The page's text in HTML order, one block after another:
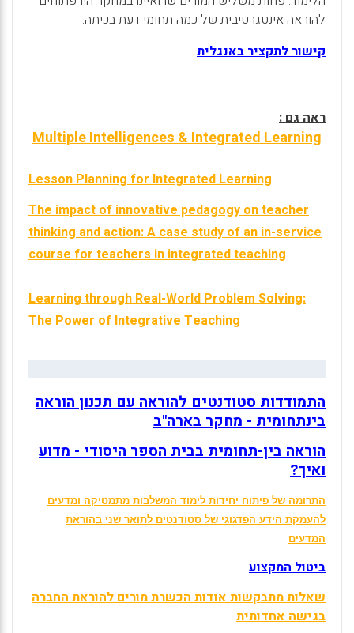
להוראה אינטגרטיבית של כמה תחומי דעת בכיתה.
קישור לתקציר באנגלית
ראה גם :
Multiple Intelligences & Integrated Learning
Lesson Planning for Integrated Learning
The impact of innovative pedagogy on teacher
thinking and action: A case study of an in-service
course for teachers in integrated teaching
Learning through Real-World Problem Solving:
The Power of Integrative Teaching
התמודדות סטודנטים להוראה עם תכנון הוראה
בינתחומית - מחקר בארה"ב
הוראה בין-תחומית בבית הספר היסודי - מדוע
ואיך?
התרומה של פיתוח יחידות לימוד המשלבות מתמטיקה ומדעים
להעמקת הידע הפדגוגי של סטודנטים לתואר שני בהוראת
המדעים
ביטול המקצוע
שאלות מתבקשות אודות הכשרת מורים להוראת החברה
בגישה אחדותית